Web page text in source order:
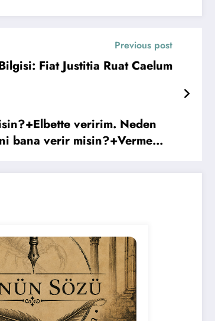
Previous post
Fiat Justitia Ruat Caelum
veririm. Neden
verir misin?+Vermem!-